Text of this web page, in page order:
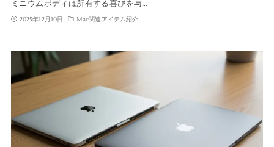
ミニウムボディは所有する喜びを与…
2025年12月10日 Mac関連アイテム紹介